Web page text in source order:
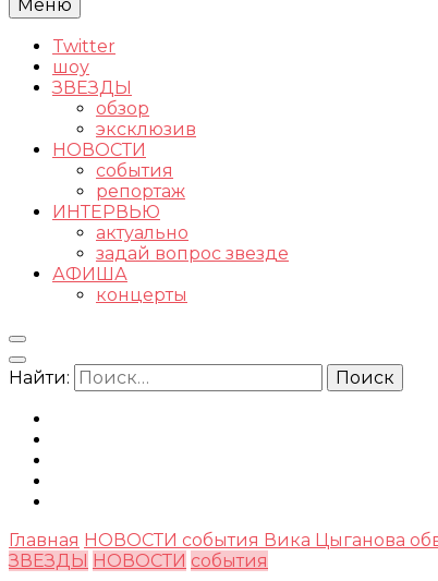
Меню
Twitter
шоу
ЗВЕЗДЫ
обзор
эксклюзив
НОВОСТИ
события
репортаж
ИНТЕРВЬЮ
актуально
задай вопрос звезде
АФИША
концерты
Найти:
Главная НОВОСТИ события Вика Цыганова
ЗВЕЗДЫ НОВОСТИ события